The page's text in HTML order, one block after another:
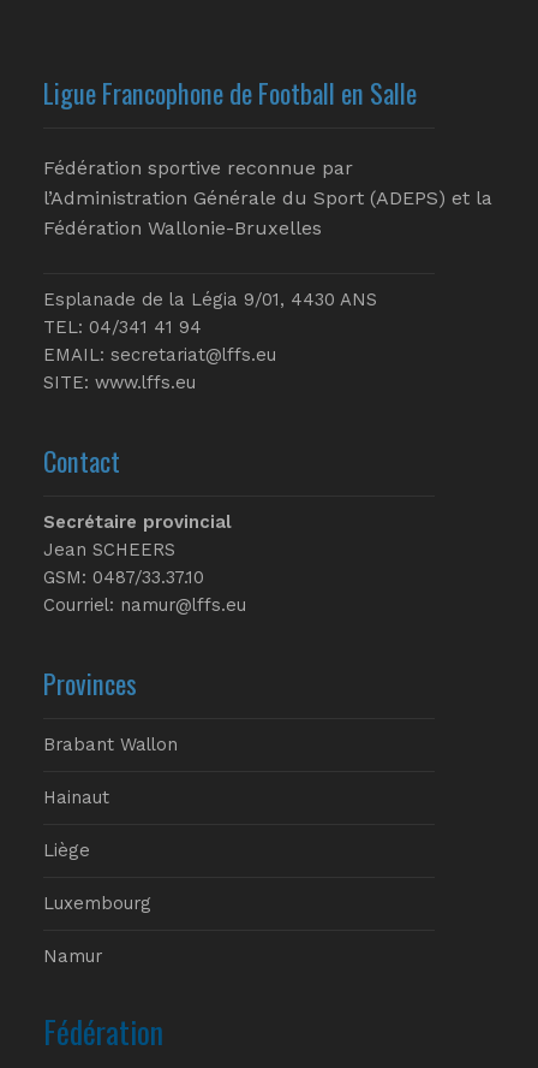
Ligue Francophone de Football en Salle
Fédération sportive reconnue par
l’Administration Générale du Sport (ADEPS) et la
Fédération Wallonie-Bruxelles
Esplanade de la Légia 9/01, 4430 ANS
TEL: 04/341 41 94
EMAIL: secretariat@lffs.eu
SITE: www.lffs.eu
Contact
Secrétaire provincial
Jean SCHEERS
GSM: 0487/33.37.10
Courriel: namur@lffs.eu
Provinces
Brabant Wallon
Hainaut
Liège
Luxembourg
Namur
Fédération